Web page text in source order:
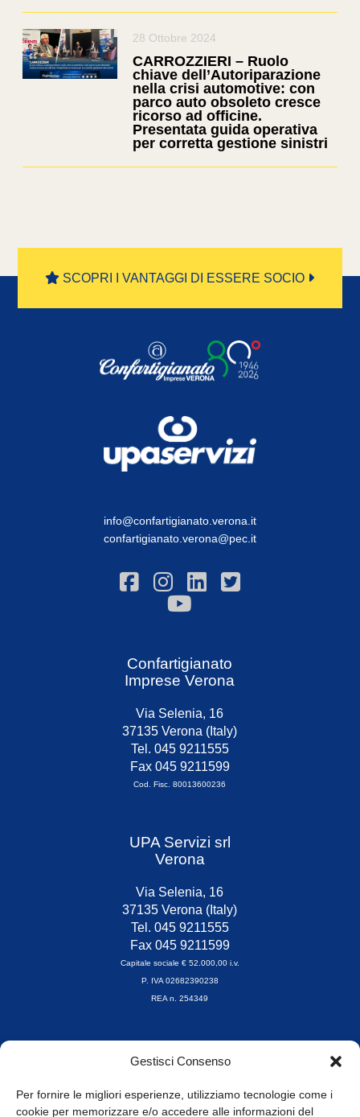
Gestisci Consenso
Per fornire le migliori esperienze, utilizziamo tecnologie come i
cookie per memorizzare e/o accedere alle informazioni del
28 Ottobre 2024
CARROZZIERI – Ruolo
chiave dell’Autoriparazione
nella crisi automotive: con
parco auto obsoleto cresce
ricorso ad officine.
Presentata guida operativa
per corretta gestione sinistri
SCOPRI I VANTAGGI DI ESSERE SOCIO
info@confartigianato.verona.it
confartigianato.verona@pec.it
Confartigianato
Imprese Verona
Via Selenia, 16
37135 Verona (Italy)
Tel. 045 9211555
Fax 045 9211599
Cod. Fisc. 80013600236
UPA Servizi srl
Verona
Via Selenia, 16
37135 Verona (Italy)
Tel. 045 9211555
Fax 045 9211599
Capitale sociale € 52.000,00 i.v.
P. IVA 02682390238
REA n. 254349
Orari di apertura
8.30-13.00 / 14.00-17.30